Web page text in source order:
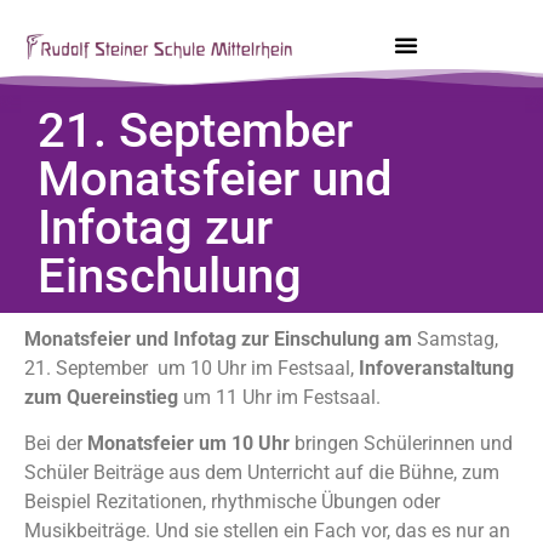
21. September
Monatsfeier und
Infotag zur
Einschulung
Monatsfeier und Infotag zur Einschulung am Samstag,
21. September um 10 Uhr im Festsaal, Infoveranstaltung
zum Quereinstieg um 11 Uhr im Festsaal.
Bei der Monatsfeier um 10 Uhr bringen Schülerinnen und
Schüler Beiträge aus dem Unterricht auf die Bühne, zum
Beispiel Rezitationen, rhythmische Übungen oder
Musikbeiträge. Und sie stellen ein Fach vor, das es nur an